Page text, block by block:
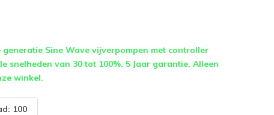
generatie Sine Wave vijverpompen met controller
snelheden van 30 tot 100%. 5 Jaar garantie. Alleen
winkel.
100